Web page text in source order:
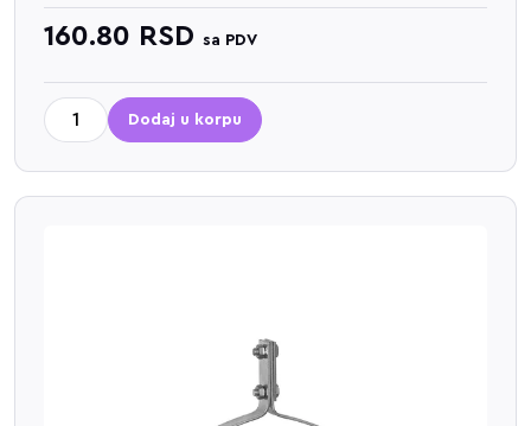
160.80 RSD sa PDV
Dodaj u korpu